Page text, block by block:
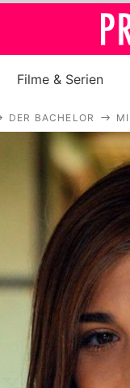
Alle
Filme & Serien
DER BACHELOR